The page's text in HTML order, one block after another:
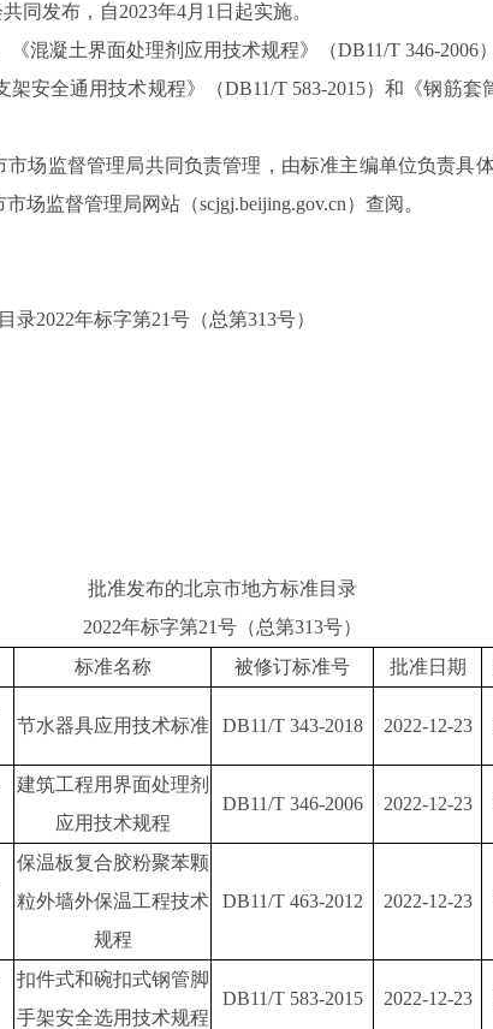
同发布，自2023年4月1日起实施。
混凝土界面处理剂应用技术规程》（DB11/T 346-2006
安全通用技术规程》（DB11/T 583-2015）和《钢筋套
监督管理局共同负责管理，由标准主编单位负责具
场监督管理局网站（scjgj.beijing.gov.cn）查阅。
2022年标字第21号（总第313号）
批准发布的北京市地方标准目录
2022年标字第21号（总第313号）
标准名称 被修订标准号 批准日期
节水器具应用技术标准 DB11/T 343-2018 2022-12-23
建筑工程用界面处理剂
应用技术规程
DB11/T 346-2006 2022-12-23
保温板复合胶粉聚苯颗
粒外墙外保温工程技术
规程
DB11/T 463-2012 2022-12-23
扣件式和碗扣式钢管脚
手架安全选用技术规程
DB11/T 583-2015 2022-12-23